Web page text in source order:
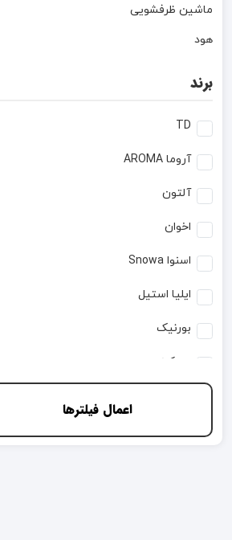
ماشین ظرفشویی
هود
برند
TD
آروما AROMA
آلتون
اخوان
اسنوا Snowa
ایلیا استیل
بورنیک
بیمکث
اعمال فیلترها